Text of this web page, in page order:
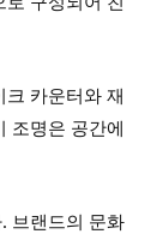
카운터와 재
조명은 공간에
브랜드의 문화